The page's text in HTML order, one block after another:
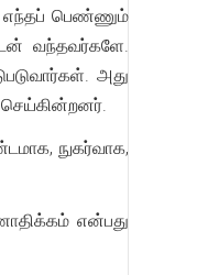
எந்தப் பெண்ணும்
வந்தவர்களே.
அது
நுகர்வாக,
என்பது